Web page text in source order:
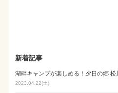
新着記事
湖畔キャンプが楽しめる！夕日の郷 松
2023.04.22(土)